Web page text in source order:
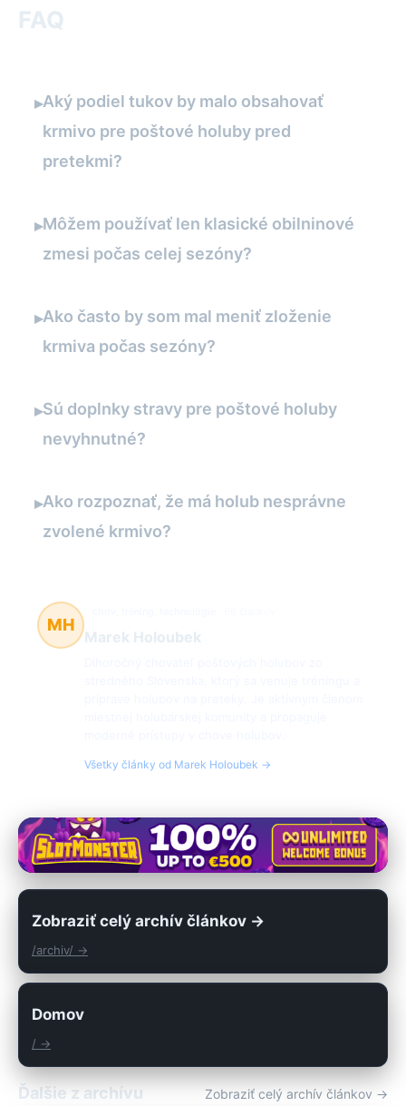
FAQ
▸Aký podiel tukov by malo obsahovať
krmivo pre poštové holuby pred
pretekmi?
▸Môžem používať len klasické obilninové
zmesi počas celej sezóny?
▸Ako často by som mal meniť zloženie
krmiva počas sezóny?
▸Sú doplnky stravy pre poštové holuby
nevyhnutné?
▸Ako rozpoznať, že má holub nesprávne
zvolené krmivo?
MH
Marek Holoubek
Všetky články od Marek Holoubek →
Zobraziť celý archív článkov →
/archiv/ →
Domov
/ →
Ďalšie z archívu Zobraziť celý archív článkov →